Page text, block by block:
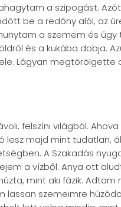
a szipogást.
be a redőny alól, az
a szemem és
és a kukába dobja.
Lágyan megtörölgette
felszíni világból.
lesz majd mint tudatlan,
A Szakadás
a vízből. Anya ott
mint aki fázik. Adtam
lassan szemeimre